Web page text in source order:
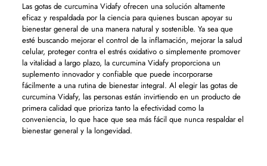
Las gotas de curcumina Vidafy ofrecen una solución altamente
eficaz y respaldada por la ciencia para quienes buscan apoyar su
bienestar general de una manera natural y sostenible. Ya sea que
esté buscando mejorar el control de la inflamación, mejorar la salud
celular, proteger contra el estrés oxidativo o simplemente promover
la vitalidad a largo plazo, la curcumina Vidafy proporciona un
suplemento innovador y confiable que puede incorporarse
fácilmente a una rutina de bienestar integral. Al elegir las gotas de
curcumina Vidafy, las personas están invirtiendo en un producto de
primera calidad que prioriza tanto la efectividad como la
conveniencia, lo que hace que sea más fácil que nunca respaldar el
bienestar general y la longevidad.